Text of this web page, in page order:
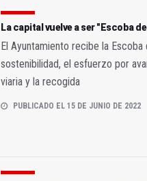
La capital vuelve a ser "Escoba
El Ayuntamiento recibe la
sostenibilidad, el esfuerzo por
viaria y la recogida
PUBLICADO EL 15 DE JUNIO DE 2022